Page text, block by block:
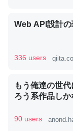
─ニュース :: 【研
いのか」に関する
ウチもEchoを
ちぼちRingも
位置情報を共有
Web API設計
336 users
もう俺達の世
ろう系作品しか
90 users